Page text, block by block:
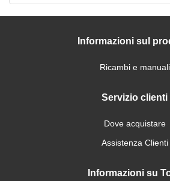
Informazioni sul
Ricambi e manuali
Servizio clienti
Dove acquistare
Assistenza Clienti
Informazioni su